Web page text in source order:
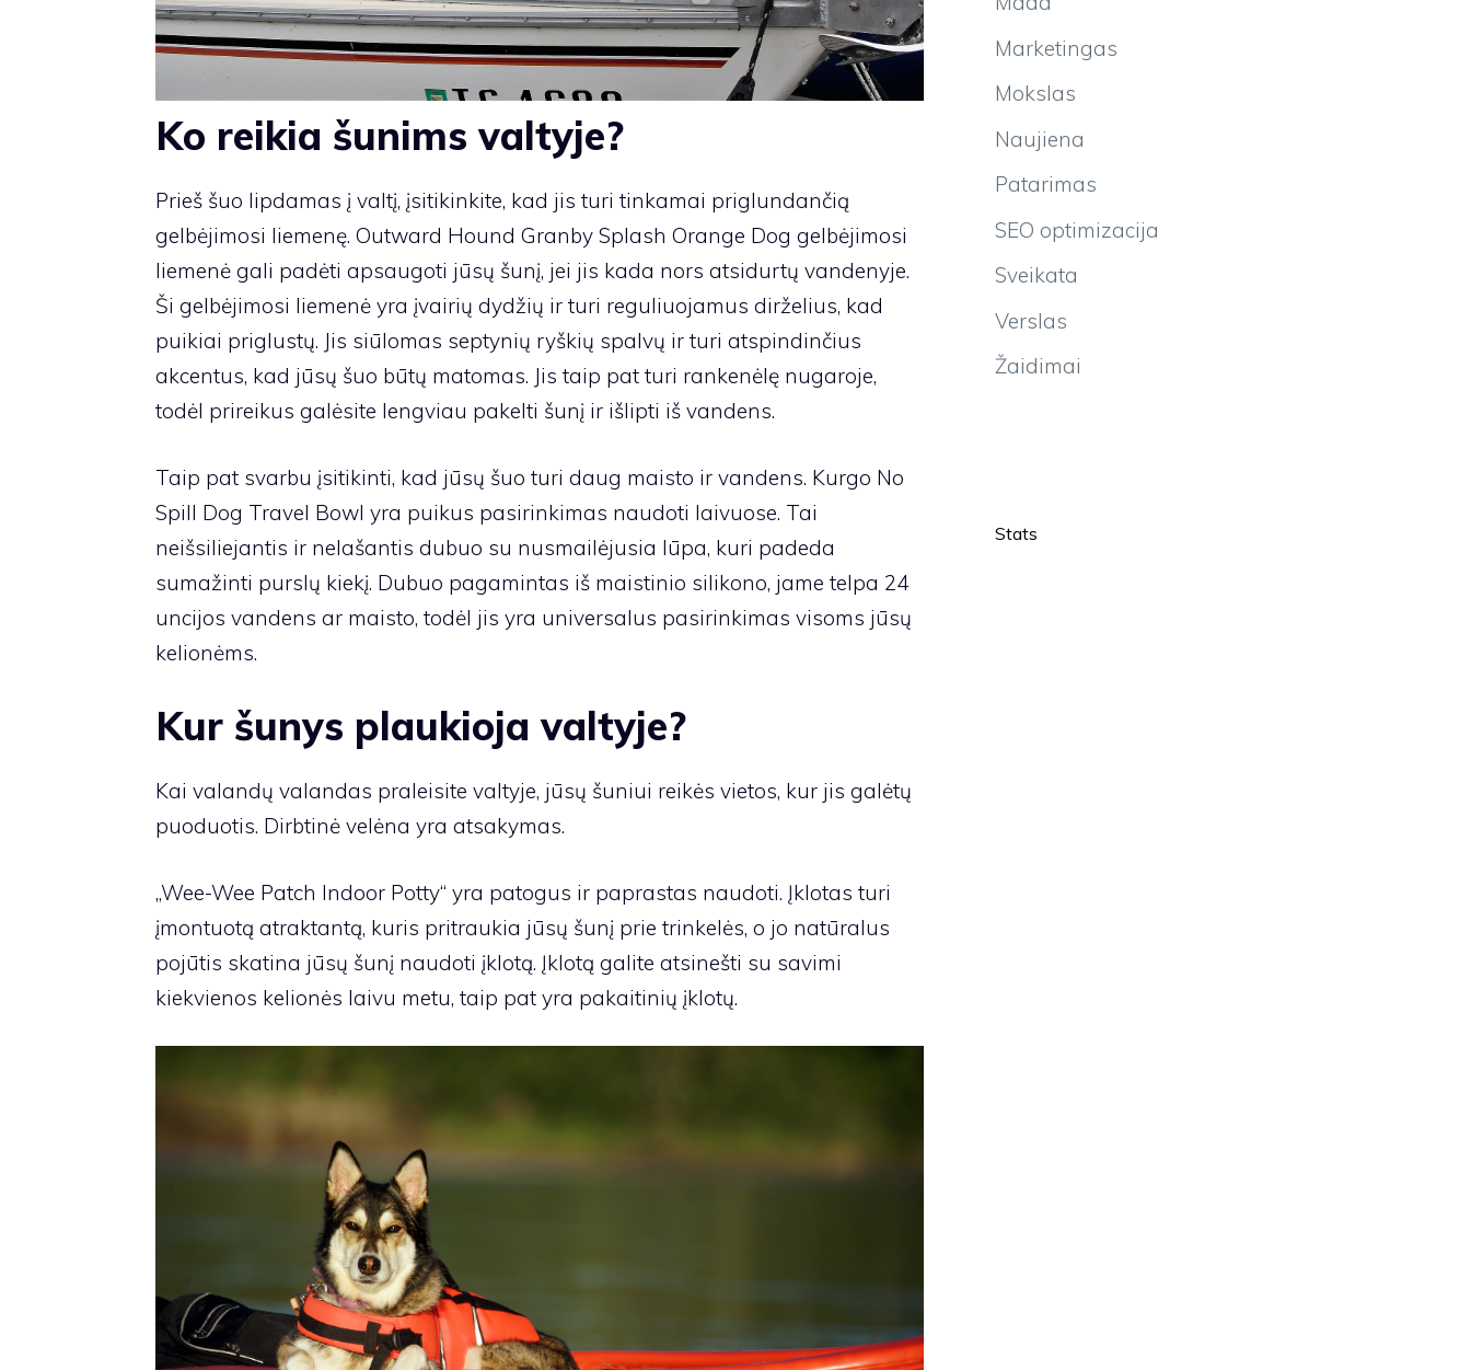
Ko reikia šunims valtyje?
Prieš šuo lipdamas į valtį, įsitikinkite, kad jis turi tinkamai priglundančią
gelbėjimosi liemenę. Outward Hound Granby Splash Orange Dog gelbėjimosi
liemenė gali padėti apsaugoti jūsų šunį, jei jis kada nors atsidurtų vandenyje.
Ši gelbėjimosi liemenė yra įvairių dydžių ir turi reguliuojamus dirželius, kad
puikiai priglustų. Jis siūlomas septynių ryškių spalvų ir turi atspindinčius
akcentus, kad jūsų šuo būtų matomas. Jis taip pat turi rankenėlę nugaroje,
todėl prireikus galėsite lengviau pakelti šunį ir išlipti iš vandens.
Taip pat svarbu įsitikinti, kad jūsų šuo turi daug maisto ir vandens. Kurgo No
Spill Dog Travel Bowl yra puikus pasirinkimas naudoti laivuose. Tai
neišsiliejantis ir nelašantis dubuo su nusmailėjusia lūpa, kuri padeda
sumažinti purslų kiekį. Dubuo pagamintas iš maistinio silikono, jame telpa 24
uncijos vandens ar maisto, todėl jis yra universalus pasirinkimas visoms jūsų
kelionėms.
Kur šunys plaukioja valtyje?
Kai valandų valandas praleisite valtyje, jūsų šuniui reikės vietos, kur jis galėtų
puoduotis. Dirbtinė velėna yra atsakymas.
„Wee-Wee Patch Indoor Potty“ yra patogus ir paprastas naudoti. Įklotas turi
įmontuotą atraktantą, kuris pritraukia jūsų šunį prie trinkelės, o jo natūralus
pojūtis skatina jūsų šunį naudoti įklotą. Įklotą galite atsinešti su savimi
kiekvienos kelionės laivu metu, taip pat yra pakaitinių įklotų.
Marketingas
Mokslas
Naujiena
Patarimas
SEO optimizacija
Sveikata
Verslas
Žaidimai
Stats